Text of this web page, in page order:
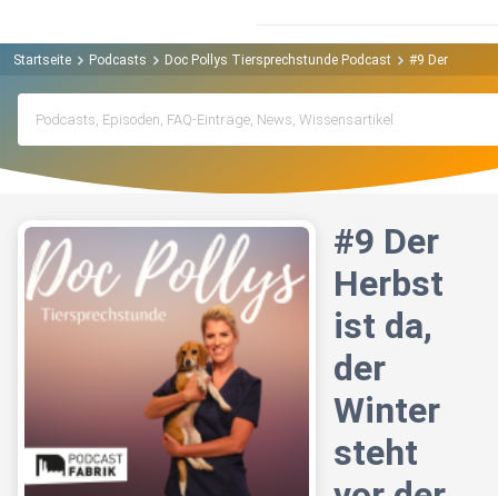
Startseite Podcasts Doc Pollys Tiersprechstunde Podcast #9 Der Herbst
#9 Der
Herbst
ist da,
der
Winter
steht